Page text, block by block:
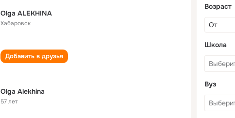
Olga ALEKHINA
Хабаровск
Добавить в друзья
Olga Alekhina
57 лет
Возраст
Школа
Вуз